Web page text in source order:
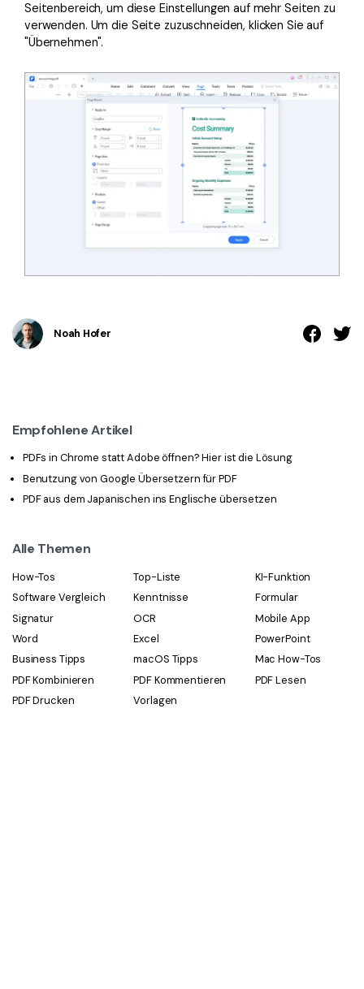
Seitenbereich, um diese Einstellungen auf mehr Seiten zu
verwenden. Um die Seite zuzuschneiden, klicken Sie auf
"Übernehmen".
Noah Hofer
Empfohlene Artikel
PDFs in Chrome statt Adobe öffnen? Hier ist die Lösung
Benutzung von Google Übersetzern für PDF
PDF aus dem Japanischen ins Englische übersetzen
Alle Themen
How-Tos Top-Liste
KI-Funktion
Software Vergleich
Kenntnisse
Formular
Signatur
OCR
Mobile App
Word
Excel
PowerPoint
Business Tipps
macOS Tipps
Mac How-Tos
PDF Kombinieren
PDF Kommentieren
PDF Lesen
PDF Drucken
Vorlagen